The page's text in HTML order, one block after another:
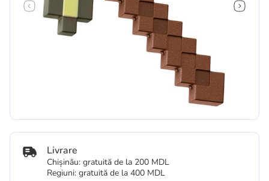
Livrare
Chișinău: gratuită de la 200 MDL
Regiuni: gratuită de la 400 MDL